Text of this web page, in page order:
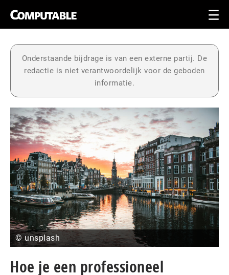
Onderstaande bijdrage is van een externe partij. De
redactie is niet verantwoordelijk voor de geboden
informatie.
© unsplash
Hoe je een professioneel